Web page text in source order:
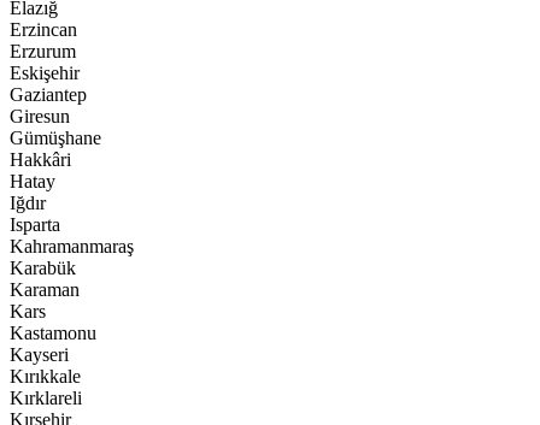
Elazığ
Erzincan
Erzurum
Eskişehir
Gaziantep
Giresun
Gümüşhane
Hakkâri
Hatay
Iğdır
Isparta
Kahramanmaraş
Karabük
Karaman
Kars
Kastamonu
Kayseri
Kırıkkale
Kırklareli
Kırşehir